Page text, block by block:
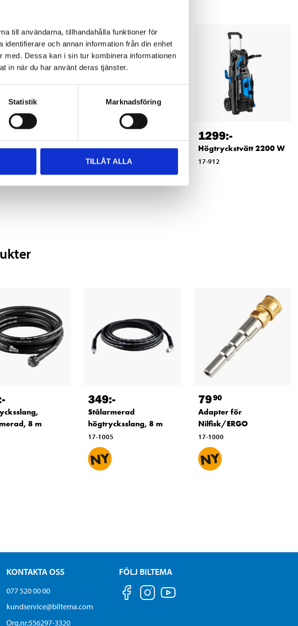
till användarna, tillhandahålla funktioner för
och annan information från din enhet
Dessa kan i sin tur kombinera informationen
in när du har använt deras tjänster.
Statistik Marknadsföring
TILLÅT ALLA
2800 W Högtryckstvätt, 1600 W
17-911
1299:-
Högtryckstvätt 2200 W
17-912
8 m
349:-
Stålarmerad
högtrycksslang, 8 m
17-1005
7990
Adapter för
Nilfisk/ERGO
17-1000
KONTAKTA OSS
077 520 00 00
kundservice@biltema.com
Org.nr:556297-3320
FÖLJ BILTEMA